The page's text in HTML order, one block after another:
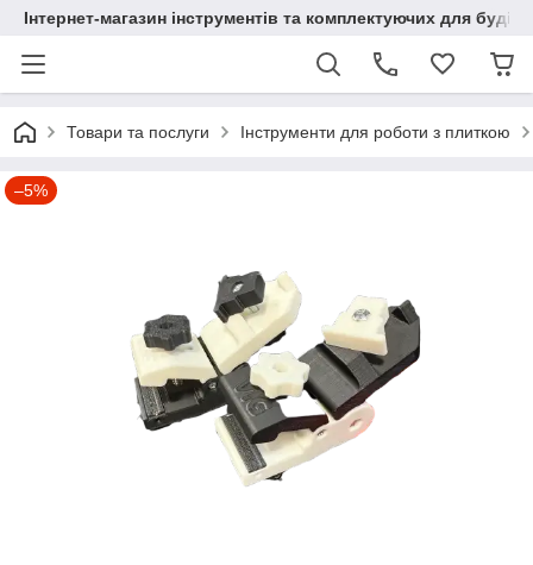
Інтернет-магазин інструментів та комплектуючих для
Товари та послуги Інструменти для роботи з плиткою
–5%